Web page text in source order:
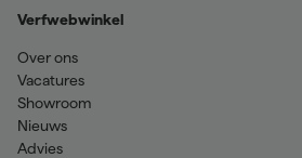
Verfwebwinkel
Over ons
Vacatures
Showroom
Nieuws
Advies